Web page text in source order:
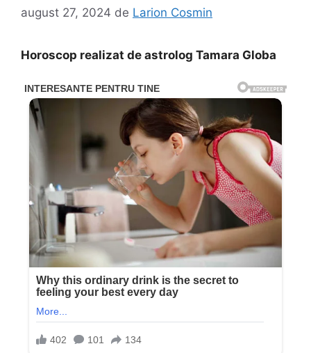
august 27, 2024 de Larion Cosmin
Horoscop realizat de astrolog Tamara Globa